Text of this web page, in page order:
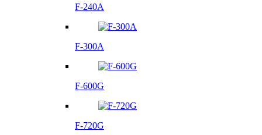
F-240A
F-300A
F-600G
F-720G